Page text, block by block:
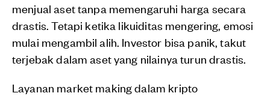
menjual aset tanpa memengaruhi harga secara
drastis. Tetapi ketika likuiditas mengering, emosi
mulai mengambil alih. Investor bisa panik, takut
terjebak dalam aset yang nilainya turun drastis.
Layanan market making dalam kripto